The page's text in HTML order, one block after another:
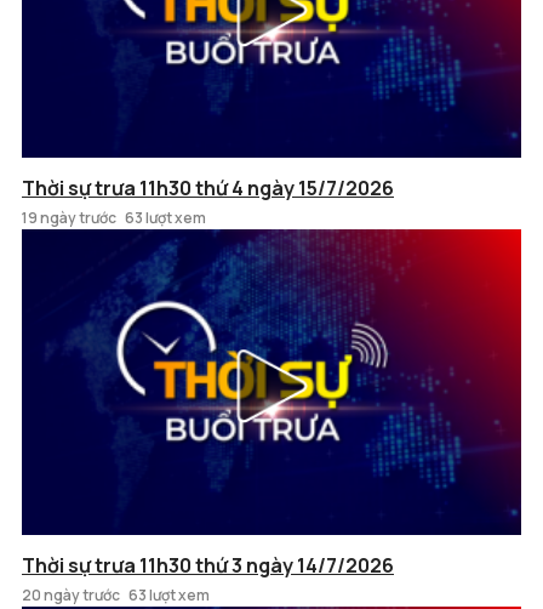
Thời sự trưa 11h30 thứ 4 ngày 15/7/2026
19 ngày trước 63 lượt xem
Thời sự trưa 11h30 thứ 3 ngày 14/7/2026
20 ngày trước 63 lượt xem